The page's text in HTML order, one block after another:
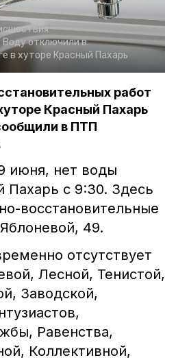
Воду отключили в
в хуторе Красный Пахарь
работ
Красный Пахарь
в ПТП
июня, нет воды
Пахарь с 9:30. Здесь
восстановительные
49.
отсутствует
Лесной, Тенистой,
Заводской,
Равенства,
Коллективной,